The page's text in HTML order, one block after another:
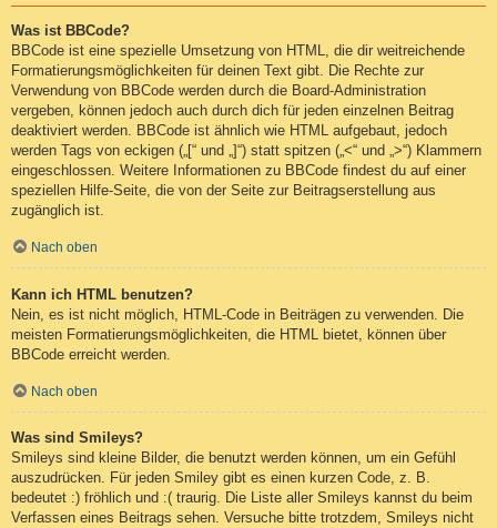
Was ist BBCode?
BBCode ist eine spezielle Umsetzung von HTML, die dir weitreichende
Formatierungsmöglichkeiten für deinen Text gibt. Die Rechte zur
Verwendung von BBCode werden durch die Board-Administration
vergeben, können jedoch auch durch dich für jeden einzelnen Beitrag
deaktiviert werden. BBCode ist ähnlich wie HTML aufgebaut, jedoch
werden Tags von eckigen („[“ und „]“) statt spitzen („<“ und „>“) Klammern
eingeschlossen. Weitere Informationen zu BBCode findest du auf einer
speziellen Hilfe-Seite, die von der Seite zur Beitragserstellung aus
zugänglich ist.
Nach oben
Kann ich HTML benutzen?
Nein, es ist nicht möglich, HTML-Code in Beiträgen zu verwenden. Die
meisten Formatierungsmöglichkeiten, die HTML bietet, können über
BBCode erreicht werden.
Nach oben
Was sind Smileys?
Smileys sind kleine Bilder, die benutzt werden können, um ein Gefühl
auszudrücken. Für jeden Smiley gibt es einen kurzen Code, z. B.
bedeutet :) fröhlich und :( traurig. Die Liste aller Smileys kannst du beim
Verfassen eines Beitrags sehen. Versuche bitte trotzdem, Smileys nicht